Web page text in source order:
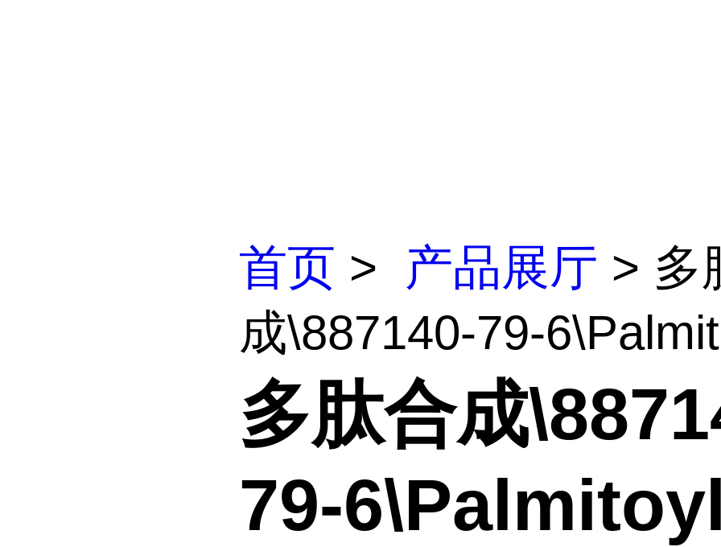
首页 > 产品展厅 > 多
成\887140-79-
多肽合成
79-